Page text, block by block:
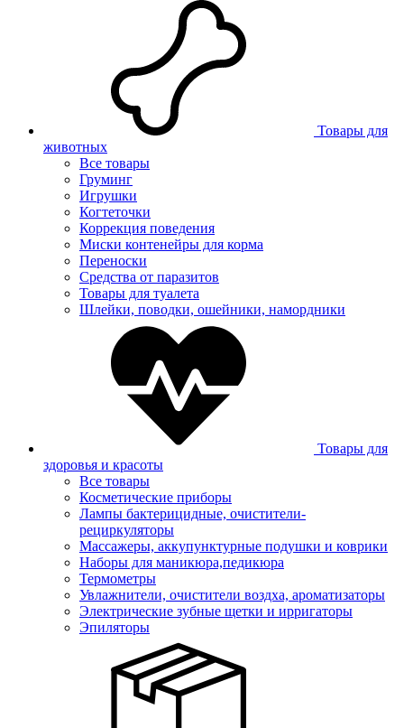
Товары для
животных
Все товары
Груминг
Игрушки
Когтеточки
Коррекция поведения
Миски контенейры для корма
Переноски
Средства от паразитов
Товары для туалета
Шлейки, поводки, ошейники, намордники
Товары для
здоровья и красоты
Все товары
Косметические приборы
Лампы бактерицидные, очистители-
рециркуляторы
Массажеры, аккупунктурные подушки и коврики
Наборы для маникюра,педикюра
Термометры
Увлажнители, очистители воздха, ароматизаторы
Электрические зубные щетки и ирригаторы
Эпиляторы